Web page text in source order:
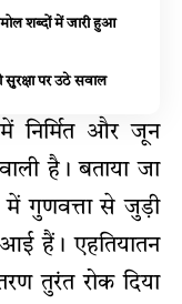
शब्दों में जारी हुआ
सुरक्षा पर उठे सवाल
निर्मित और जून
है। बताया जा
गुणवत्ता से जुड़ी
आई हैं। एहतियातन
तुरंत रोक दिया